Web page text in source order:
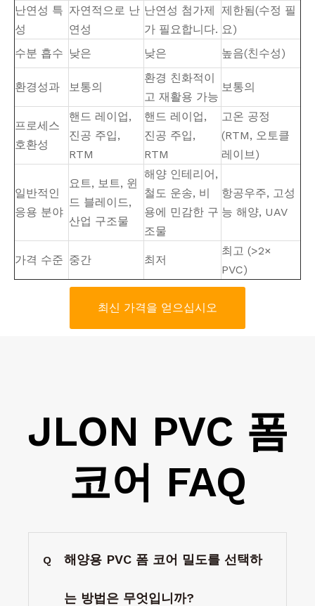
난연성 특
성
자연적으로 난
연성
난연성 첨가제
가 필요합니다.
제한됨(수정 필
요)
수분 흡수 낮은 낮은 높음(친수성)
환경성과 보통의
환경 친화적이
고 재활용 가능
보통의
프로세스
호환성
핸드 레이업,
진공 주입,
RTM
핸드 레이업,
진공 주입,
RTM
고온 공정
(RTM, 오토클
레이브)
일반적인
응용 분야
요트, 보트, 윈
드 블레이드,
산업 구조물
해양 인테리어,
철도 운송, 비
용에 민감한 구
조물
항공우주, 고성
능 해양, UAV
가격 수준 중간 최저
최고 (>2×
PVC)
최신 가격을 얻으십시오
JLON PVC 폼
코어 FAQ
Q 해양용 PVC 폼 코어 밀도를 선택하
는 방법은 무엇입니까?